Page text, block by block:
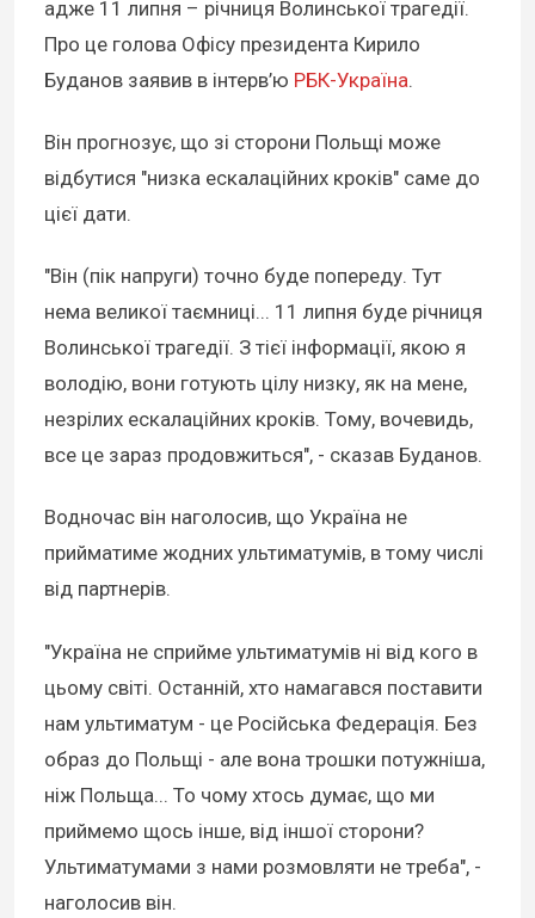
адже 11 липня – річниця Волинської трагедії.
Про це голова Офісу президента Кирило
Буданов заявив в інтерв’ю РБК-Україна.
Він прогнозує, що зі сторони Польщі може
відбутися "низка ескалаційних кроків" саме до
цієї дати.
"Він (пік напруги) точно буде попереду. Тут
нема великої таємниці... 11 липня буде річниця
Волинської трагедії. З тієї інформації, якою я
володію, вони готують цілу низку, як на мене,
незрілих ескалаційних кроків. Тому, вочевидь,
все це зараз продовжиться", - сказав Буданов.
Водночас він наголосив, що Україна не
прийматиме жодних ультиматумів, в тому числі
від партнерів.
"Україна не сприйме ультиматумів ні від кого в
цьому світі. Останній, хто намагався поставити
нам ультиматум - це Російська Федерація. Без
образ до Польщі - але вона трошки потужніша,
ніж Польща... То чому хтось думає, що ми
приймемо щось інше, від іншої сторони?
Ультиматумами з нами розмовляти не треба", -
наголосив він.